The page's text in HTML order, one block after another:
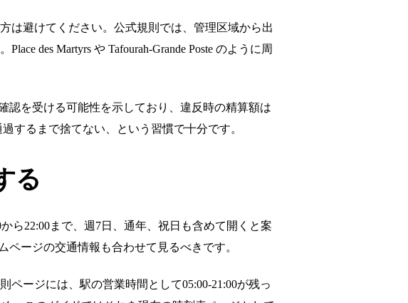
は避けてください。公式規則では、管理区域から出
des Martyrs や Tafourah-Grande Poste のように周
認を受ける可能性を示しており、違反時の精算額は
するまで捨てない、という習慣で十分です。
る
ら22:00まで、週7日、通年、祝日も含めて開くと案
ージの交通情報も合わせて見るべきです。
ージには、駅の営業時間として05:00-21:00が残っ